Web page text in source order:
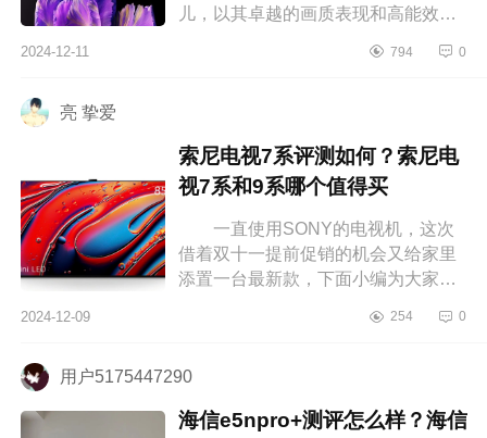
儿，以其卓越的画质表现和高能效比
大家介绍下小米s65miniled建议买
2024-12-11 794 0
亮 挚爱
索尼电视7系评测如何？索尼电
视7系和9系哪个值得买
一直使用SONY的电视机，这次
借着双十一提前促销的机会又给家里
添置一台最新款，下面小编为大家介
7系和9系哪个值得买 索尼电视7
2024-12-09 254 0
用户5175447290
海信e5npro+测评怎么样？海信